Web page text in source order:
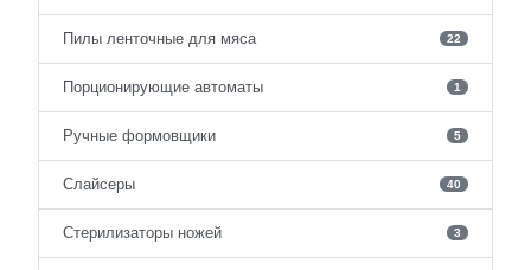
Пилы ленточные для мяса 22
Порционирующие автоматы 1
Ручные формовщики 5
Слайсеры 40
Стерилизаторы ножей 3